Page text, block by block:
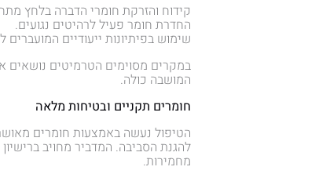
קידוח והזרקת חומרי הדברה בלחץ
החדרת חומר פעיל לרהיטים נגועים.
שימוש בפיתיונות ייעודיים
במקרים מסוימים הטרמיטים
המושבה כולה.
חומרים תקניים ובטיחות מלאה
הטיפול נעשה באמצעות חומרים
להגנת הסביבה. המדביר מחויב
מחמירות.